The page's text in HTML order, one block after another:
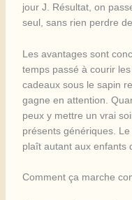
jour J. Résultat, on
seul, sans rien perdre
Les avantages sont
temps passé à courir
cadeaux sous le sapin
gagne en attention.
peux y mettre un vrai
présents génériques.
plaît autant aux enfants
Comment ça marche